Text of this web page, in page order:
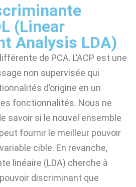
(Linear
Analysis LDA)
de PCA. L’ACP est une
non supervisée qui
d’origine en un
fonctionnalités. Nous ne
savoir si le nouvel ensemble
fournir le meilleur pouvoir
cible. En revanche,
linéaire (LDA) cherche à
discriminant que